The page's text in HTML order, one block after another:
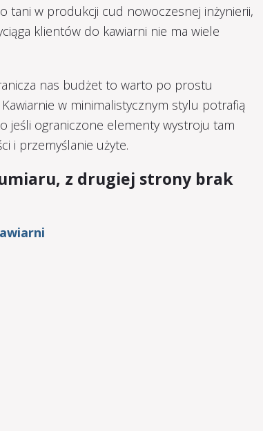
tani w produkcji cud nowoczesnej inżynierii,
klientów do kawiarni nie ma wiele
nas budżet to warto po prostu
w minimalistycznym stylu potrafią
jeśli ograniczone elementy wystroju tam
i przemyślanie użyte.
z drugiej strony brak